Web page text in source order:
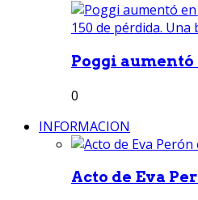
Poggi
0
INFORMACION
Acto de Eva